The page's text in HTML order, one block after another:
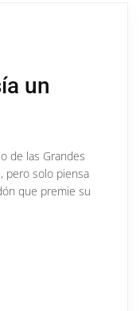
un
de las Grandes
pero solo piensa
que premie su